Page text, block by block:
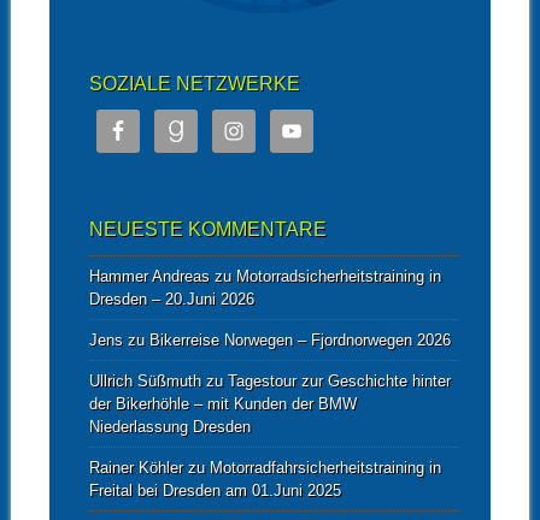
SOZIALE NETZWERKE
NEUESTE KOMMENTARE
Hammer Andreaszu Motorradsicherheitstraining in
Dresden – 20.Juni 2026
Jenszu Bikerreise Norwegen – Fjordnorwegen 2026
Ullrich Süßmuthzu Tagestour zur Geschichte hinter
der Bikerhöhle – mit Kunden der BMW
Niederlassung Dresden
Rainer Köhlerzu Motorradfahrsicherheitstraining in
Freital bei Dresden am 01.Juni 2025